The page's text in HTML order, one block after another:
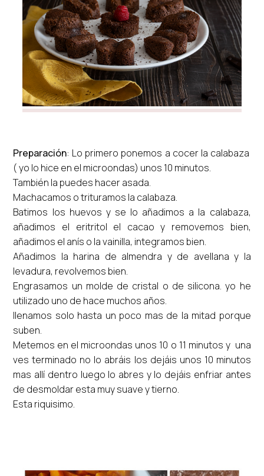
Preparación: Lo primero ponemos a cocer la calabaza
( yo lo hice en el microondas) unos 10 minutos.
También la puedes hacer asada.
Machacamos o trituramos la calabaza.
Batimos los huevos y se lo añadimos a la calabaza,
añadimos el eritritol el cacao y removemos bien,
añadimos el anís o la vainilla, integramos bien.
Añadimos la harina de almendra y de avellana y la
levadura, revolvemos bien.
Engrasamos un molde de cristal o de silicona. yo he
utilizado uno de hace muchos años.
llenamos solo hasta un poco mas de la mitad porque
suben.
Metemos en el microondas unos 10 o 11 minutos y una
ves terminado no lo abráis los dejáis unos 10 minutos
mas allí dentro luego lo abres y lo dejáis enfriar antes
de desmoldar esta muy suave y tierno.
Esta riquisimo.